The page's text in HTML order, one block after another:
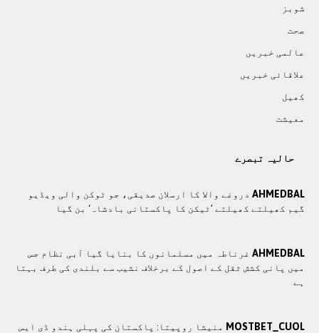
شوبز
صحت
عالمی خبريں
علاقائی خبريں
کھيل
معيشت
حالیہ تبصرے
AHMEDBAL دروغے والا کا ارسلان صدیقی، جو ٹوکن والی ویڈیو
گیم کھیلتے کھیلتے ’ٹیکن کا پاکستانی بادشاہ‘ بن گیا
AHMEDBAL غرناطہ میں مسلمانوں کا بنایا گیا آبی نظام جس
میں پانی کشش ثقل کے اصول کے برخلاف نشیب سے بلندی کی طرف بہتا
ہے
MOSTBET_CUOL منیشا روپیتا: پاکستان کی پہلی ہندو ڈی ایس